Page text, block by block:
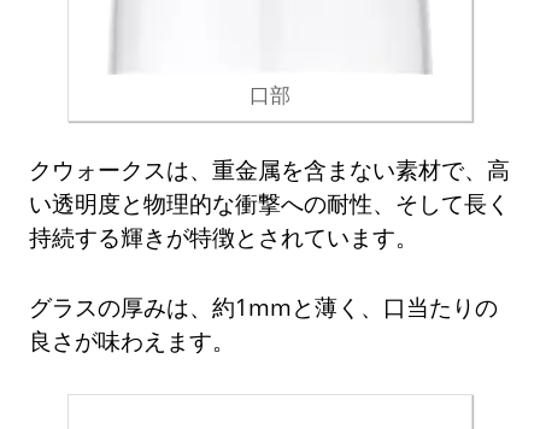
口部
クウォークスは、重金属を含まない素材で、高
い透明度と物理的な衝撃への耐性、そして長く
持続する輝きが特徴とされています。
グラスの厚みは、約1mmと薄く、口当たりの
良さが味わえます。